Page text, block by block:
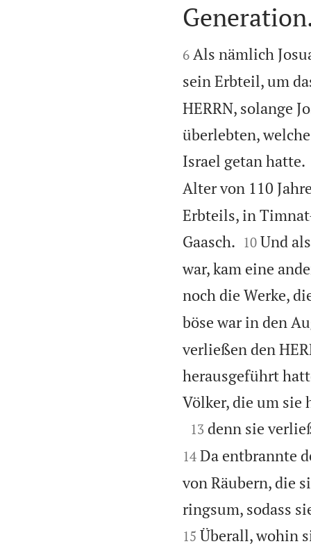


6 Als nämlich
sein Erbteil, um
HERRN, solange
überlebten,
Israel getan hatte.
Alter von 110
Erbteils, in
Gaasch.
10 Und
war, kam eine
noch die Werke,
böse war in den
verließen den
herausgeführt
Völker, die um sie

13 denn sie
14 Da entbrannte
von Räubern, die
ringsum, sodass
15 Überall, wohin